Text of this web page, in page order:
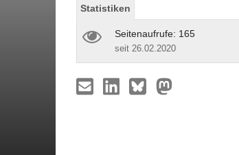
Statistiken
Seitenaufrufe: 165
seit 26.02.2020